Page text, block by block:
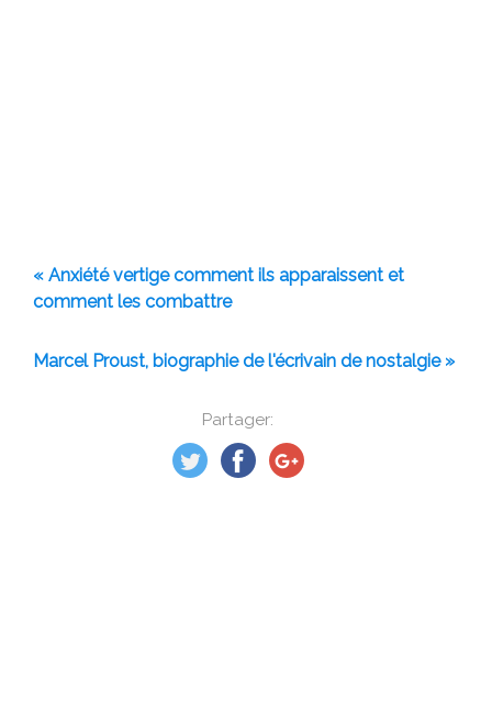
Partager:
« Anxiété vertige comment ils apparaissent et
comment les combattre
Marcel Proust, biographie de l'écrivain de nostalgie »